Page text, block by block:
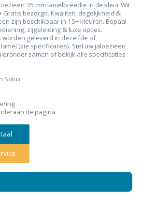
35 mm lamelbreedte in de kleur Wit
Gratis bezorgd. Kwaliteit, degelijkheid &
zijn beschikbaar in 15+ kleuren. Bepaal
zijgeleiding & luxe opties.
worden geleverd in dezelfde of
(zie specificaties). Stel uw jaloezieen
samen of bekijk alle specificaties
Solux
de pagina